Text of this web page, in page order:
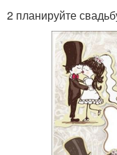
2 планируйте